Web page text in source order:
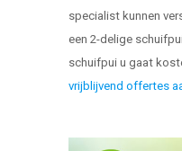
specialist kunnen
een 2-delige
schuifpui u gaat
vrijblijvend offertes